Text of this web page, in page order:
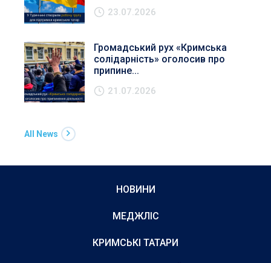
23.07.2026
Громадський рух «Кримська
солідарність» оголосив про
припине...
21.07.2026
All News
НОВИНИ
МЕДЖЛІС
КРИМСЬКІ ТАТАРИ